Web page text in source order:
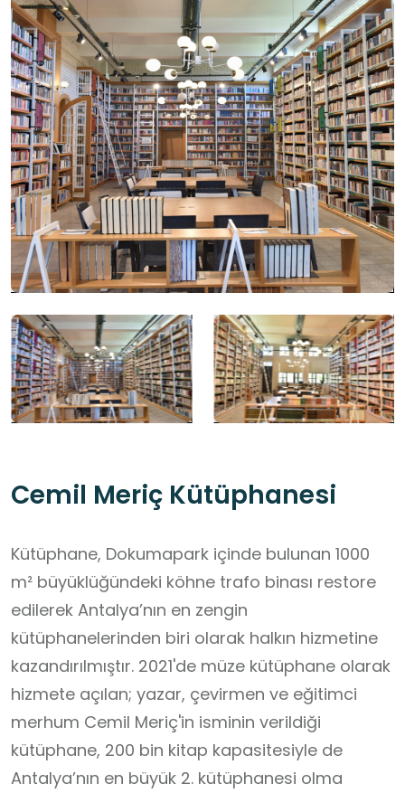
Cemil Meriç Kütüphanesi
Kütüphane, Dokumapark içinde bulunan 1000
m² büyüklüğündeki köhne trafo binası restore
edilerek Antalya’nın en zengin
kütüphanelerinden biri olarak halkın hizmetine
kazandırılmıştır. 2021'de müze kütüphane olarak
hizmete açılan; yazar, çevirmen ve eğitimci
merhum Cemil Meriç'in isminin verildiği
kütüphane, 200 bin kitap kapasitesiyle de
Antalya’nın en büyük 2. kütüphanesi olma